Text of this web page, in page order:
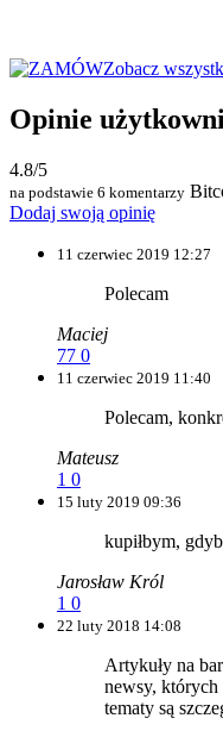
Zobacz
Opinie
4.8/5
na podstawie 6 komentarzy
Dodaj swoją opinię
11 czerwiec 2019 12:27
Polecam
Maciej
77 0
11 czerwiec 2019 11:40
Polecam,
Mateusz
1 0
15 luty 2019 09:36
kupiłbym,
Jarosław Król
1 0
22 luty 2018 14:08
Artykuły na
newsy, których
tematy są